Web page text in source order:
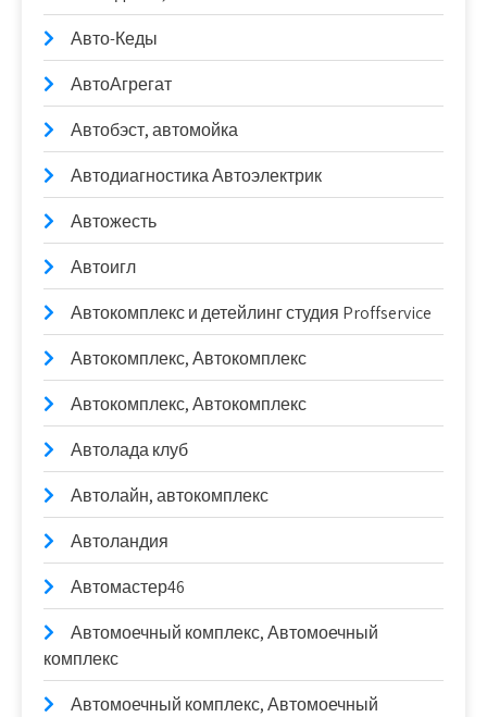
Авто-Кеды
АвтоАгрегат
Автобэст, автомойка
Автодиагностика Автоэлектрик
Автожесть
Автоигл
Автокомплекс и детейлинг студия Proffservice
Автокомплекс, Автокомплекс
Автокомплекс, Автокомплекс
Автолада клуб
Автолайн, автокомплекс
Автоландия
Автомастер46
Автомоечный комплекс, Автомоечный
комплекс
Автомоечный комплекс, Автомоечный